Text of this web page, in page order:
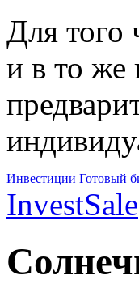
Для того
и в то же
Инвестиции Готовый
InvestSale